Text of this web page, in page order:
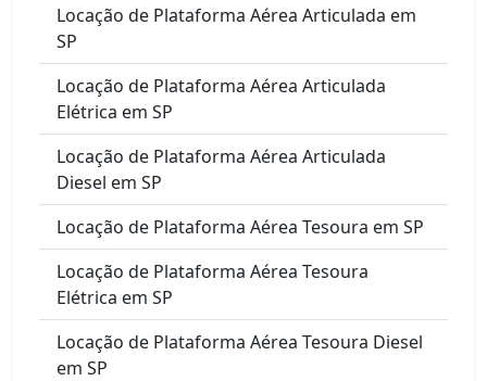
Locação de Plataforma Aérea Articulada em
SP
Locação de Plataforma Aérea Articulada
Elétrica em SP
Locação de Plataforma Aérea Articulada
Diesel em SP
Locação de Plataforma Aérea Tesoura em SP
Locação de Plataforma Aérea Tesoura
Elétrica em SP
Locação de Plataforma Aérea Tesoura Diesel
em SP